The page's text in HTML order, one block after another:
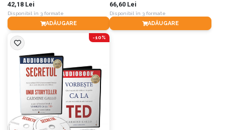
42,18 Lei
Disponibil în 3 formate
ADĂUGARE
66,60 Lei
Disponibil în 3 formate
ADĂUGARE
-10%